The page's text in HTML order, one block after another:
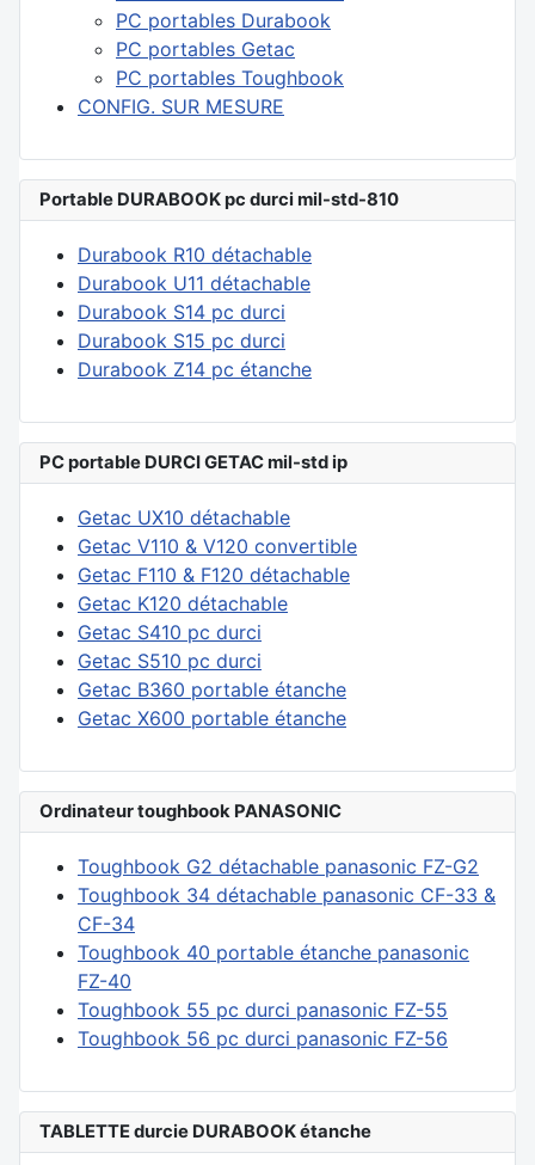
PC portables Durabook
PC portables Getac
PC portables Toughbook
CONFIG. SUR MESURE
Portable DURABOOK pc durci mil-std-810
Durabook R10 détachable
Durabook U11 détachable
Durabook S14 pc durci
Durabook S15 pc durci
Durabook Z14 pc étanche
PC portable DURCI GETAC mil-std ip
Getac UX10 détachable
Getac V110 & V120 convertible
Getac F110 & F120 détachable
Getac K120 détachable
Getac S410 pc durci
Getac S510 pc durci
Getac B360 portable étanche
Getac X600 portable étanche
Ordinateur toughbook PANASONIC
Toughbook G2 détachable panasonic FZ-G2
Toughbook 34 détachable panasonic CF-33 &
CF-34
Toughbook 40 portable étanche panasonic
FZ-40
Toughbook 55 pc durci panasonic FZ-55
Toughbook 56 pc durci panasonic FZ-56
TABLETTE durcie DURABOOK étanche